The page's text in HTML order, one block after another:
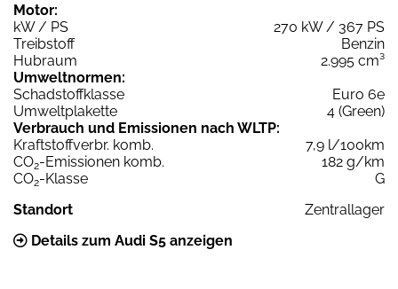
Motor:
kW / PS
270 kW / 367 PS
Treibstoff
Benzin
Hubraum
2.995 cm³
Umweltnormen:
Schadstoffklasse
Euro 6e
Umweltplakette
4 (Green)
Verbrauch und Emissionen nach WLTP:
Kraftstoffverbr. komb.
7,9 l/100km
CO2-Emissionen komb.
182 g/km
CO2-Klasse
G
Standort
Zentrallager
Details zum Audi S5 anzeigen